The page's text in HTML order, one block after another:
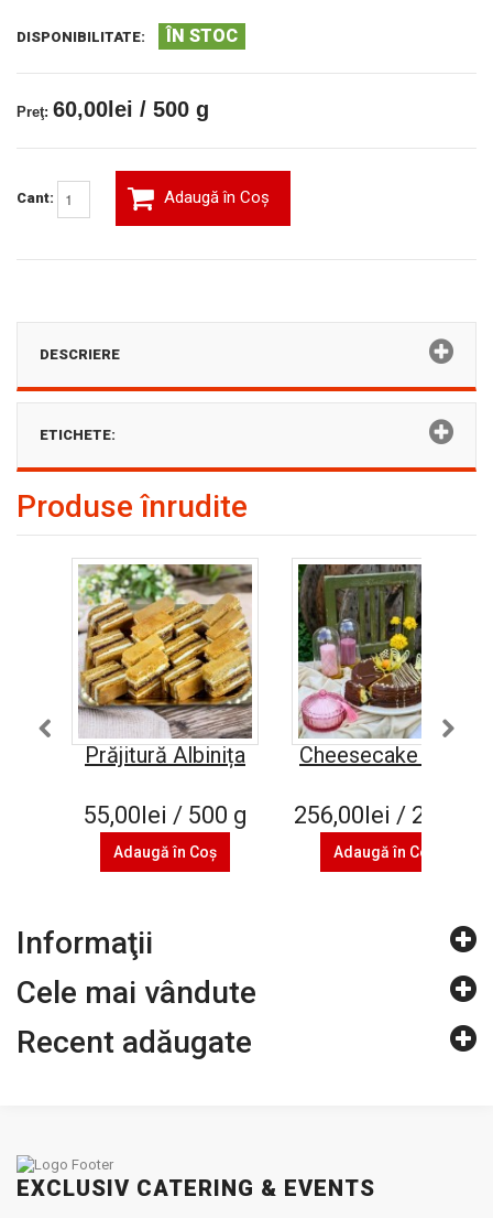
DISPONIBILITATE: ÎN STOC
Preţ: 60,00lei / 500 g
Cant: Adaugă în Coş
DESCRIERE
ETICHETE:
Produse înrudite
Prăjitură Albinița
55,00lei / 500 g
Adaugă în Coş
Cheesecake Oreo
256,00lei / 2.4 kg
Adaugă în Coş
Informaţii
Cele mai vândute
Recent adăugate
EXCLUSIV CATERING & EVENTS